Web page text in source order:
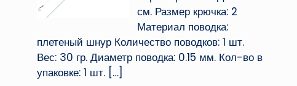
см. Размер крючка: 2
Материал поводка:
плетеный шнур Количество поводков: 1 шт.
Вес: 30 гр. Диаметр поводка: 0.15 мм. Кол-во в
упаковке: 1 шт.[…]